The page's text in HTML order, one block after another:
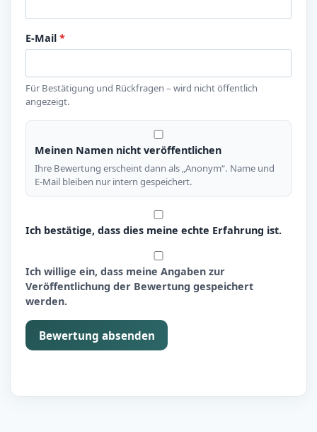
E-Mail*
Für Bestätigung und Rückfragen – wird nicht öffentlich
angezeigt.
Meinen Namen nicht veröffentlichen
Ihre Bewertung erscheint dann als „Anonym“. Name und
E-Mail bleiben nur intern gespeichert.
Ich bestätige, dass dies meine echte Erfahrung ist.
Ich willige ein, dass meine Angaben zur
Veröffentlichung der Bewertung gespeichert
werden.
Bewertung absenden